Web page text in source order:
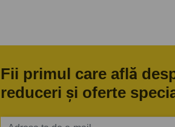
Fii primul care află
reduceri și oferte